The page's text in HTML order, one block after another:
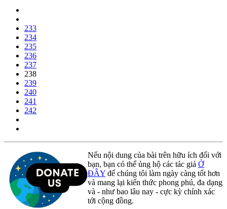
233
234
235
236
237
238
239
240
241
242
Nếu nội dung của bài trên hữu ích đối với
bạn, bạn có thể ủng hộ các tác giả Ở
ĐÂY để chúng tôi làm ngày càng tốt hơn
và mang lại kiến thức phong phú, đa dạng
và - như bao lâu nay - cực kỳ chính xác
tới cộng đồng.